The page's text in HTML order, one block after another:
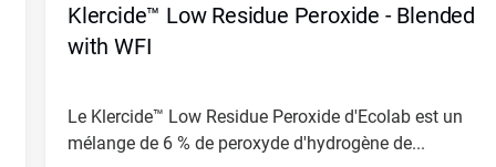
Klercide™ Low Residue Peroxide - Blended
with WFI
Le Klercide™ Low Residue Peroxide d'Ecolab est un
mélange de 6 % de peroxyde d'hydrogène de...